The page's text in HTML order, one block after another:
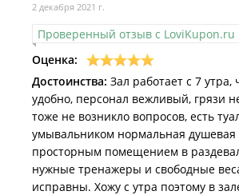
2 декабря 2021 г.
Проверенный отзыв с LoviKupon.ru
Оценка:
Достоинства: Зал работает с 7 утра,
удобно, персонал вежливый, грязи
тоже не возникло вопросов, есть
умывальником нормальная душевая
просторным помещением в
нужные тренажеры и свободные
исправны. Хожу с утра поэтому в